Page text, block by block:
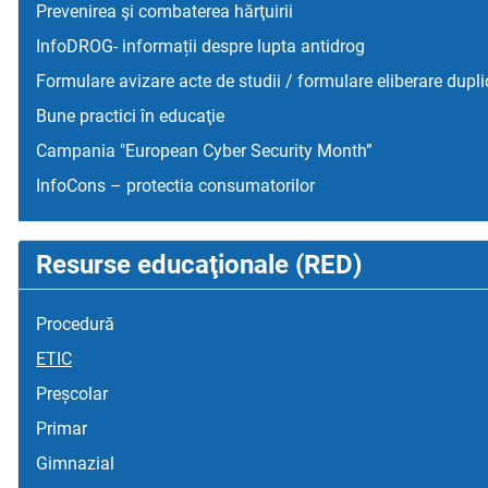
Prevenirea şi combaterea hărţuirii
InfoDROG- informații despre lupta antidrog
Formulare avizare acte de studii / formulare eliberare
Bune practici în educaţie
Campania "European Cyber Security Month”
InfoCons – protectia consumatorilor
Resurse educaţionale (RED)
Procedură
ETIC
Preșcolar
Primar
Gimnazial